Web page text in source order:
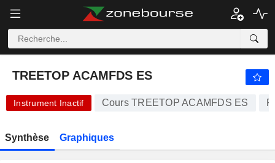
TREETOP ACAMFDS ES
TREETOP ACAMFDS ES
Instrument Inactif Cours TREETOP ACAMFDS ES
Synthèse Graphiques